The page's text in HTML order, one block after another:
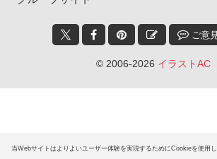
当Webサイトはよりよいユーザー体験を実現するためにCookieを使用
ご意
© 2006-2026 イラストAC